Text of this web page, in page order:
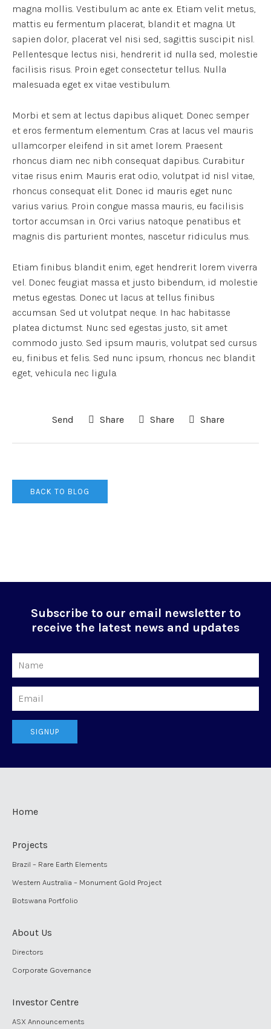
magna mollis. Vestibulum ac ante ex. Etiam velit metus,
mattis eu fermentum placerat, blandit et magna. Ut
sapien dolor, placerat vel nisi sed, sagittis suscipit nisl.
Pellentesque lectus nisi, hendrerit id nulla sed, molestie
facilisis risus. Proin eget consectetur tellus. Nulla
malesuada eget ex vitae vestibulum.
Morbi et sem at lectus dapibus aliquet. Donec semper
et eros fermentum elementum. Cras at lacus vel mauris
ullamcorper eleifend in sit amet lorem. Praesent
rhoncus diam nec nibh consequat dapibus. Curabitur
vitae risus enim. Mauris erat odio, volutpat id nisl vitae,
rhoncus consequat elit. Donec id mauris eget nunc
varius varius. Proin congue massa mauris, eu facilisis
tortor accumsan in. Orci varius natoque penatibus et
magnis dis parturient montes, nascetur ridiculus mus.
Etiam finibus blandit enim, eget hendrerit lorem viverra
vel. Donec feugiat massa et justo bibendum, id molestie
metus egestas. Donec ut lacus at tellus finibus
accumsan. Sed ut volutpat neque. In hac habitasse
platea dictumst. Nunc sed egestas justo, sit amet
commodo justo. Sed ipsum mauris, volutpat sed cursus
eu, finibus et felis. Sed nunc ipsum, rhoncus nec blandit
eget, vehicula nec ligula.
Send Share Share Share
BACK TO BLOG
Subscribe to our email newsletter to
receive the latest news and updates
SIGNUP
Home
Projects
Brazil – Rare Earth Elements
Western Australia – Monument Gold Project
Botswana Portfolio
About Us
Directors
Corporate Governance
Investor Centre
ASX Announcements